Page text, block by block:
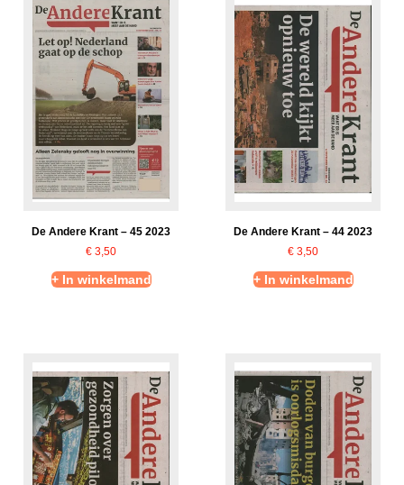
De Andere Krant – 45 2023
€ 3,50
+ In winkelmand
De Andere Krant – 44 2023
€ 3,50
+ In winkelmand